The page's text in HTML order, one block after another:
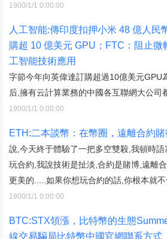
1900/1/1 0:00:00
人工智能:傳印度扣押小米 48 億人民
購超 10 億美元 GPU；FTC：阻止微
工智能技術應用
字節今年向英偉達訂購超過10億美元GPU
后,擁有云計算業務的中國各互聯網大公司
1900/1/1 0:00:00
ETH:二本談幣：在幣圈，遠離合約
說,今天終于體驗了一把多空雙殺,我頓時
玩合約,我說技術是扯淡,合約是賭博,遠離
更美的.....如果你想玩合約的話,你根本就不
1900/1/1 0:00:00
BTC:STX領漲，比特幣的生態
線交易騙局比特幣中國官網聯系方式